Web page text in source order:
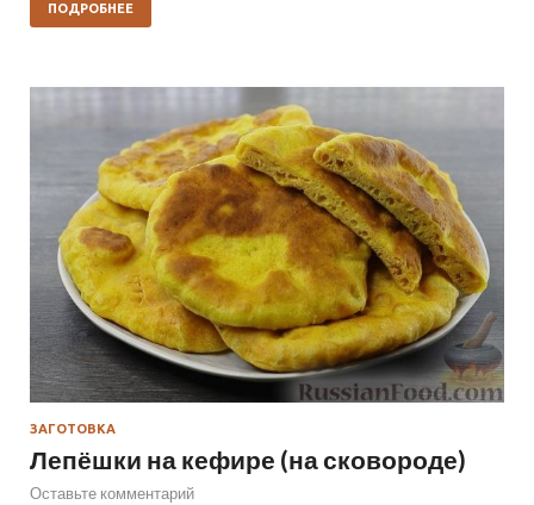
ПОДРОБНЕЕ
ЗАГОТОВКА
Лепёшки на кефире (на сковороде)
Оставьте комментарий